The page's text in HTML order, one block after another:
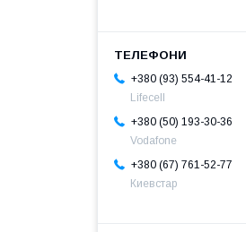
+380 (93) 554-41-12
Lifecell
+380 (50) 193-30-36
Vodafone
+380 (67) 761-52-77
Киевстар